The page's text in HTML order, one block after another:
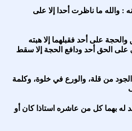
والله ما ناظرت أحدا إلا على
على أحد فقبلهما إلا هبته
على الحق أحد ودافع الحجة إلا سقط
من قلة، والورع في خلوة، وكلمة
له بهما كل من عاشره استاذا كان أو